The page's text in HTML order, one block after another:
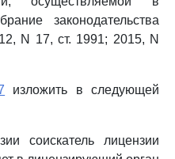
законодательства
N 17, ст. 1991; 2015, N
изложить в следующей
соискатель лицензии